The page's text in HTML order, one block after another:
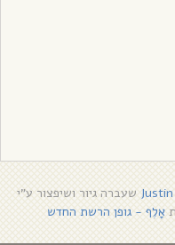
שעברה גיור ושיפצור ע"י
אָלֶף - גופן הרשת החדש